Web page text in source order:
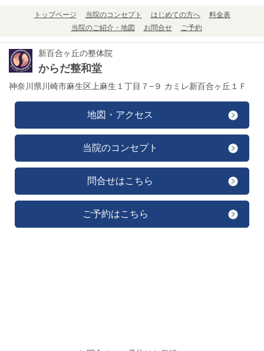
トップページ 当院のコンセプト はじめての方へ
料金表
当院のご紹介・地図
お問合せ ご予約
新百合ヶ丘の整体院
からだ整和堂
神奈川県川崎市麻生区上麻生１丁目７−９ カミレ新百合ヶ丘１Ｆ
地図・アクセス
当院のコンセプト
問合せはこちら
ご予約はこちら